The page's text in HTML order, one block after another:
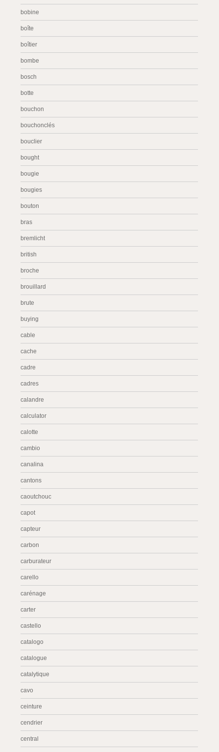
bobine
boîte
boîtier
bombe
bosch
botte
bouchon
bouchonclés
bouclier
bought
bougie
bougies
bouton
bras
bremlicht
british
broche
brouillard
brute
buying
cable
cache
cadre
cadres
calandre
calculator
calotte
cambio
canalina
cantons
caoutchouc
capot
capteur
carbon
carburateur
carello
carénage
carter
castello
catalogo
catalogue
catalytique
cavo
ceinture
cendrier
central